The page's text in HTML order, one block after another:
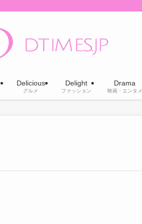
Delicious
グルメ
Delight
ファッション
Drama
映画・エンタメ